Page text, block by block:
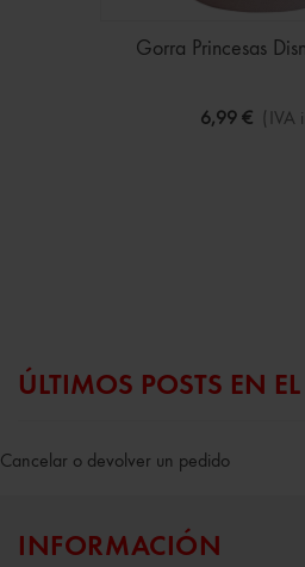
Gorra Princesas
6,99 € (IVA
ÚLTIMOS POSTS EN
Cancelar o devolver un pedido
INFORMACIÓN